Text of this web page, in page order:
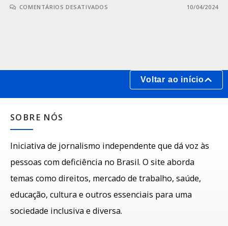
COMENTÁRIOS DESATIVADOS 10/04/2024
Voltar ao início
SOBRE NÓS
Iniciativa de jornalismo independente que dá voz às
pessoas com deficiência no Brasil. O site aborda
temas como direitos, mercado de trabalho, saúde,
educação, cultura e outros essenciais para uma
sociedade inclusiva e diversa.